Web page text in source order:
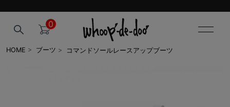
0
HOME > ブーツ > コマンドソールレースアップブーツ